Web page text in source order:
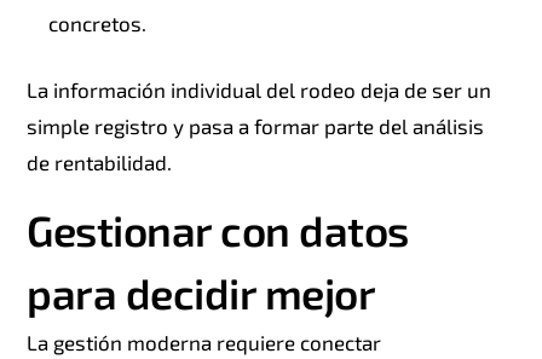
concretos.
La información individual del rodeo deja de ser un
simple registro y pasa a formar parte del análisis
de rentabilidad.
Gestionar con datos
para decidir mejor
La gestión moderna requiere conectar